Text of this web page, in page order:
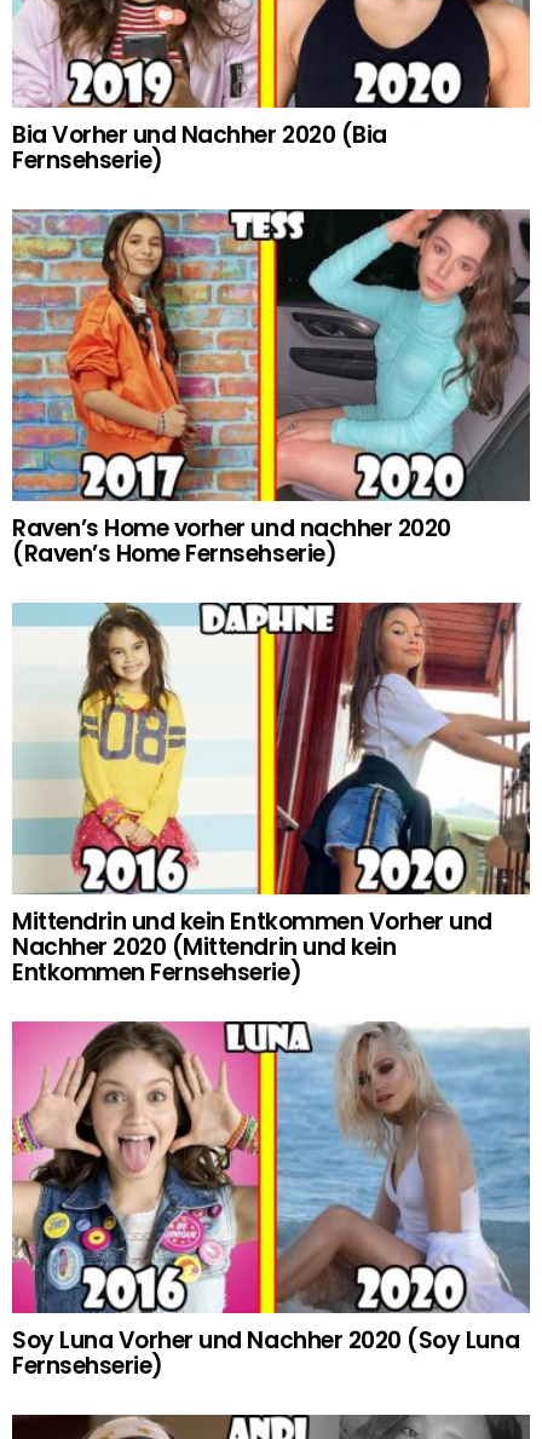
Bia Vorher und Nachher 2020 (Bia
Fernsehserie)
Raven’s Home vorher und nachher 2020
(Raven’s Home Fernsehserie)
Mittendrin und kein Entkommen Vorher und
Nachher 2020 (Mittendrin und kein
Entkommen Fernsehserie)
Soy Luna Vorher und Nachher 2020 (Soy Luna
Fernsehserie)